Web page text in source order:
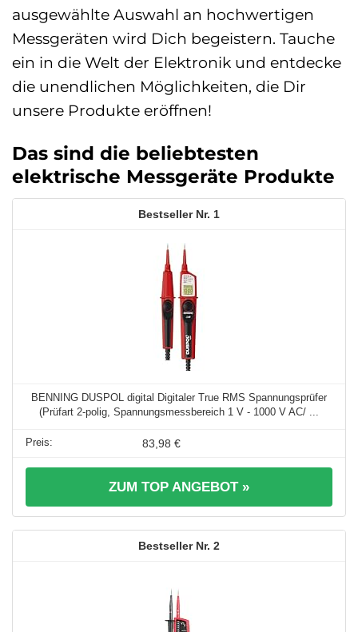
ausgewählte Auswahl an hochwertigen
Messgeräten wird Dich begeistern. Tauche
ein in die Welt der Elektronik und entdecke
die unendlichen Möglichkeiten, die Dir
unsere Produkte eröffnen!
Das sind die beliebtesten
elektrische Messgeräte Produkte
1
BENNING DUSPOL digital Digitaler True RMS Spannungsprüfer
(Prüfart 2-polig, Spannungsmessbereich 1 V - 1000 V AC/ ...
83,98 €
ZUM TOP ANGEBOT »
2